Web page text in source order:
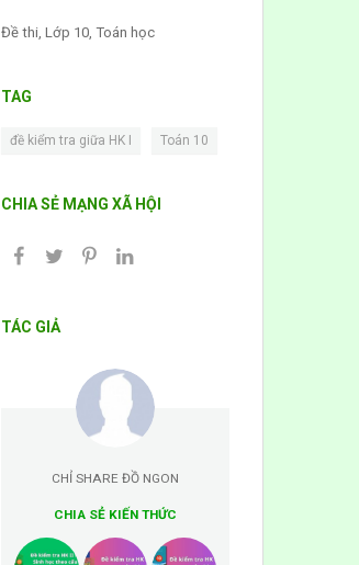
Đề thi, Lớp 10, Toán học
TAG
đề kiểm tra giữa HK I Toán 10
CHIA SẺ MẠNG XÃ HỘI
TÁC GIẢ
CHỈ SHARE ĐỒ NGON
CHIA SẺ KIẾN THỨC